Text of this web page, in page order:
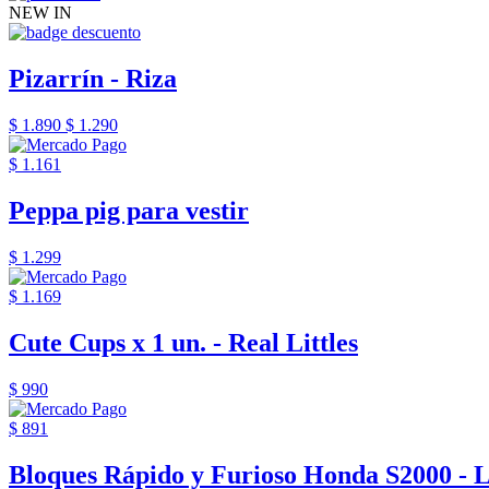
NEW IN
Pizarrín - Riza
$ 1.890 $ 1.290
$ 1.161
Peppa pig para vestir
$ 1.299
$ 1.169
Cute Cups x 1 un. - Real Littles
$ 990
$ 891
Bloques Rápido y Furioso Honda S2000 -